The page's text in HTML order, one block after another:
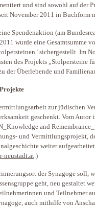
und sind sowohl auf der
November 2011 in Buchform
Spendenaktion (am
wurde eine Gesamtsumme
sichergestellt. Im
des Projekts „Stolpersteine
der Überlebende und
zur jüdischen
geschenkt. Vom
and
und Vermittlungsprojekt,
weiter
neustadt.at.)
der Synagoge soll,
geht, neu gestaltet
und Teilnehmer
auch mithilfe von